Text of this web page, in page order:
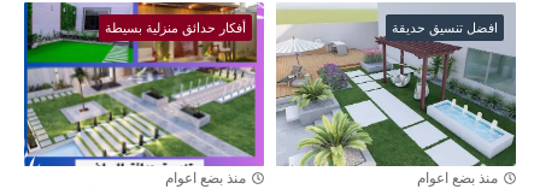
افضل تنسيق حديقة
منذ بضع اعوام
أفكار حدائق منزلية بسيطة
منذ بضع اعوام